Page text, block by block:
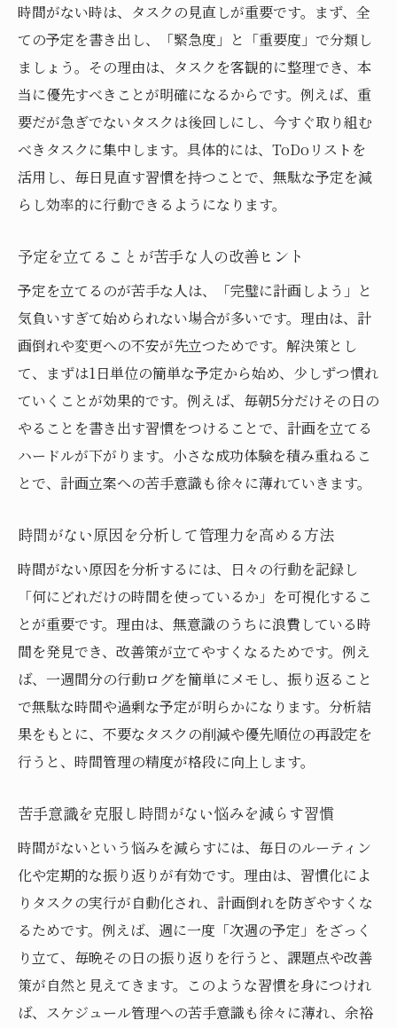
苦手を克服し時間がない生活を快適にする
方法
時間がない時は、タスクの見直しが重要です。まず、全
ての予定を書き出し、「緊急度」と「重要度」で分類し
ましょう。その理由は、タスクを客観的に整理でき、本
当に優先すべきことが明確になるからです。例えば、重
要だが急ぎでないタスクは後回しにし、今すぐ取り組む
べきタスクに集中します。具体的には、ToDoリストを
活用し、毎日見直す習慣を持つことで、無駄な予定を減
らし効率的に行動できるようになります。
予定を立てることが苦手な人の改善ヒント
予定を立てるのが苦手な人は、「完璧に計画しよう」と
気負いすぎて始められない場合が多いです。理由は、計
画倒れや変更への不安が先立つためです。解決策とし
て、まずは1日単位の簡単な予定から始め、少しずつ慣れ
ていくことが効果的です。例えば、毎朝5分だけその日の
やることを書き出す習慣をつけることで、計画を立てる
ハードルが下がります。小さな成功体験を積み重ねるこ
とで、計画立案への苦手意識も徐々に薄れていきます。
時間がない原因を分析して管理力を高める方法
時間がない原因を分析するには、日々の行動を記録し
「何にどれだけの時間を使っているか」を可視化するこ
とが重要です。理由は、無意識のうちに浪費している時
間を発見でき、改善策が立てやすくなるためです。例え
ば、一週間分の行動ログを簡単にメモし、振り返ること
で無駄な時間や過剰な予定が明らかになります。分析結
果をもとに、不要なタスクの削減や優先順位の再設定を
行うと、時間管理の精度が格段に向上します。
苦手意識を克服し時間がない悩みを減らす習慣
時間がないという悩みを減らすには、毎日のルーティン
化や定期的な振り返りが有効です。理由は、習慣化によ
りタスクの実行が自動化され、計画倒れを防ぎやすくな
るためです。例えば、週に一度「次週の予定」をざっく
り立て、毎晩その日の振り返りを行うと、課題点や改善
策が自然と見えてきます。このような習慣を身につけれ
ば、スケジュール管理への苦手意識も徐々に薄れ、余裕